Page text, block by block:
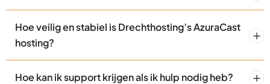
Hoe veilig en stabiel is Drechthosting’s AzuraCast
hosting?
Hoe kan ik support krijgen als ik hulp nodig heb?